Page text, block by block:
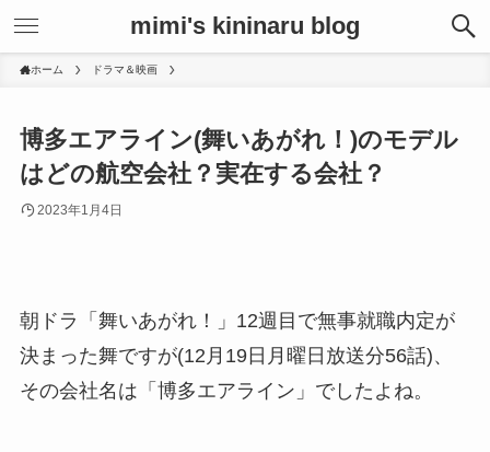
mimi's kininaru blog
ホーム ドラマ＆映画
博多エアライン(舞いあがれ！)のモデル
はどの航空会社？実在する会社？
2023年1月4日
朝ドラ「舞いあがれ！」12週目で無事就職内定が
決まった舞ですが(12月19日月曜日放送分56話)、
その会社名は「博多エアライン」でしたよね。